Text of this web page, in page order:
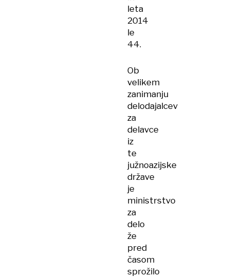
leta
2014
le
44.
Ob
velikem
zanimanju
delodajalcev
za
delavce
iz
te
južnoazijske
države
je
ministrstvo
za
delo
že
pred
časom
sprožilo